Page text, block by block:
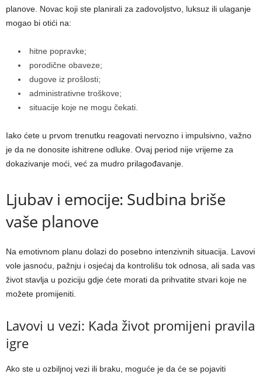
planove. Novac koji ste planirali za zadovoljstvo, luksuz ili ulaganje
mogao bi otići na:
hitne popravke;
porodične obaveze;
dugove iz prošlosti;
administrativne troškove;
situacije koje ne mogu čekati.
Iako ćete u prvom trenutku reagovati nervozno i impulsivno, važno
je da ne donosite ishitrene odluke. Ovaj period nije vrijeme za
dokazivanje moći, već za mudro prilagođavanje.
Ljubav i emocije: Sudbina briše
vaše planove
Na emotivnom planu dolazi do posebno intenzivnih situacija. Lavovi
vole jasnoću, pažnju i osjećaj da kontrolišu tok odnosa, ali sada vas
život stavlja u poziciju gdje ćete morati da prihvatite stvari koje ne
možete promijeniti.
Lavovi u vezi: Kada život promijeni pravila
igre
Ako ste u ozbiljnoj vezi ili braku, moguće je da će se pojaviti